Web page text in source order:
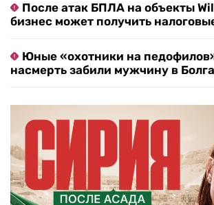
После атак БПЛА на объекты
бизнес может получить
Юные «охотники на
насмерть забили мужчину в